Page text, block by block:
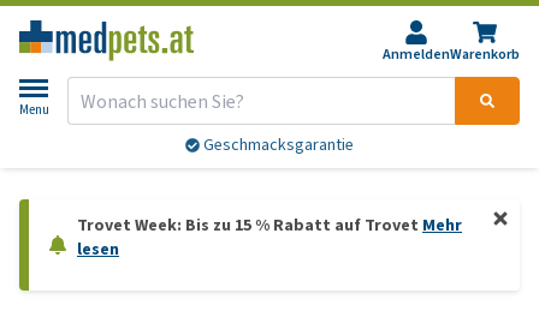
AnmeldenWarenkorb
Menu
Geschmacksgarantie
Trovet Week: Bis zu 15 % Rabatt auf Trovet Mehr
lesen